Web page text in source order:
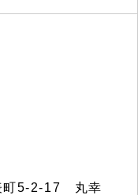
町5-2-17 丸幸